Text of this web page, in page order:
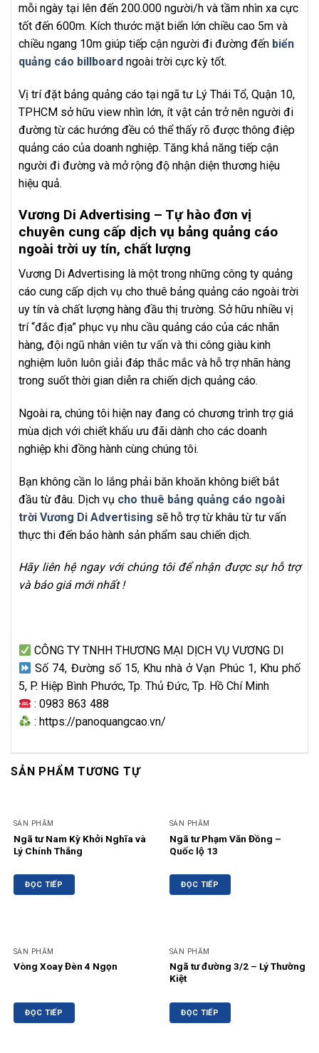
mỗi ngày tại lên đến 200.000 người/h và tầm nhìn xa cực
tốt đến 600m. Kích thước mặt biển lớn chiều cao 5m và
chiều ngang 10m giúp tiếp cận người đi đường đến biển
quảng cáo billboard ngoài trời cực kỳ tốt.
Vị trí đặt bảng quảng cáo tại ngã tư Lý Thái Tổ, Quận 10,
TPHCM sở hữu view nhìn lớn, ít vật cản trở nên người đi
đường từ các hướng đều có thể thấy rõ được thông điệp
quảng cáo của doanh nghiệp. Tăng khả năng tiếp cận
người đi đường và mở rộng độ nhận diện thương hiệu
hiệu quả.
Vương Di Advertising – Tự hào đơn vị
chuyên cung cấp dịch vụ bảng quảng cáo
ngoài trời uy tín, chất lượng
Vương Di Advertising là một trong những công ty quảng
cáo cung cấp dịch vụ cho thuê bảng quảng cáo ngoài trời
uy tín và chất lượng hàng đầu thị trường. Sở hữu nhiều vị
trí “đắc địa” phục vụ nhu cầu quảng cáo của các nhãn
hàng, đội ngũ nhân viên tư vấn và thi công giàu kinh
nghiệm luôn luôn giải đáp thắc mắc và hỗ trợ nhãn hàng
trong suốt thời gian diễn ra chiến dịch quảng cáo.
Ngoài ra, chúng tôi hiện nay đang có chương trình trợ giá
mùa dịch với chiết khấu ưu đãi dành cho các doanh
nghiệp khi đồng hành cùng chúng tôi.
Bạn không cần lo lắng phải băn khoăn không biết bắt
đầu từ đâu. Dịch vụ cho thuê bảng quảng cáo ngoài
trời Vương Di Advertising sẽ hỗ trợ từ khâu từ tư vấn
thực thi đến bảo hành sản phẩm sau chiến dịch.
Hãy liên hệ ngay với chúng tôi để nhận được sự hỗ trợ
và báo giá mới nhất !
CÔNG TY TNHH THƯƠNG MẠI DỊCH VỤ VƯƠNG DI
Số 74, Đường số 15, Khu nhà ở Vạn Phúc 1, Khu phố
5, P. Hiệp Bình Phước, Tp. Thủ Đức, Tp. Hồ Chí Minh
: 0983 863 488
: https://panoquangcao.vn/
SẢN PHẨM TƯƠNG TỰ
SẢN PHẨM
Ngã tư Nam Kỳ Khởi Nghĩa và
Lý Chính Thắng
ĐỌC TIẾP
SẢN PHẨM
Ngã tư Phạm Văn Đồng –
Quốc lộ 13
ĐỌC TIẾP
SẢN PHẨM
Vòng Xoay Đèn 4 Ngọn
ĐỌC TIẾP
SẢN PHẨM
Ngã tư đường 3/2 – Lý Thường
Kiệt
ĐỌC TIẾP